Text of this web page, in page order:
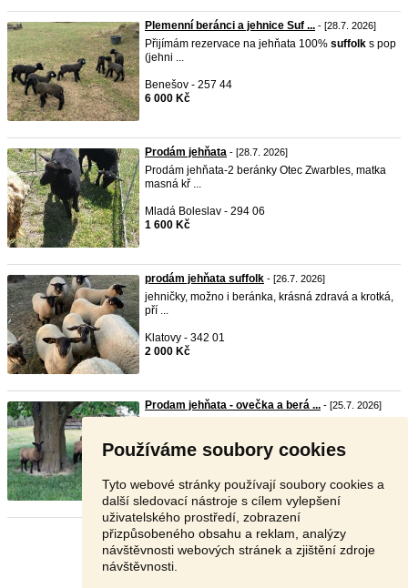
Používáme soubory cookies
Tyto webové stránky používají soubory cookies a
další sledovací nástroje s cílem vylepšení
uživatelského prostředí, zobrazení
přizpůsobeného obsahu a reklam, analýzy
návštěvnosti webových stránek a zjištění zdroje
návštěvnosti.
Plemenní beránci a jehnice Suf ... - [28.7. 2026]
Přijímám rezervace na jehňata 100% suffolk s pop
(jehni ...
Benešov - 257 44
6 000 Kč
Prodám jehňata - [28.7. 2026]
Prodám jehňata-2 beránky Otec Zwarbles, matka
masná kř ...
Mladá Boleslav - 294 06
1 600 Kč
prodám jehňata suffolk - [26.7. 2026]
jehničky, možno i beránka, krásná zdravá a krotká,
pří ...
Klatovy - 342 01
2 000 Kč
Prodam jehňata - ovečka a berá ... - [25.7. 2026]
2 000 Kč
Stránka: 1 2 3 Další